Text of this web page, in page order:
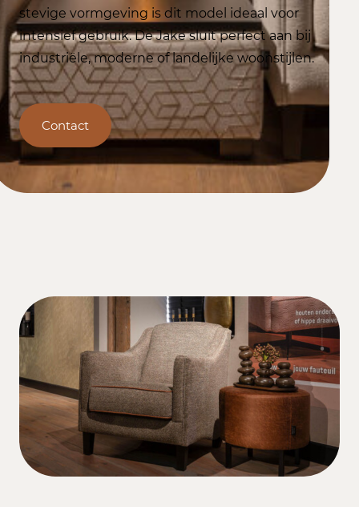
stevige vormgeving is dit model ideaal voor
intensief gebruik. De Jake sluit perfect aan bij
industriële, moderne of landelijke woonstijlen.
Contact